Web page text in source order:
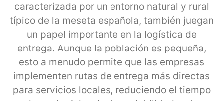
caracterizada por un entorno natural y rural
típico de la meseta española, también juegan
un papel importante en la logística de
entrega. Aunque la población es pequeña,
esto a menudo permite que las empresas
implementen rutas de entrega más directas
para servicios locales, reduciendo el tiempo